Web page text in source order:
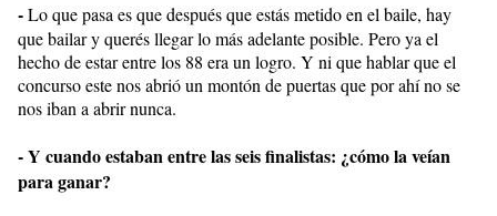
-Lo que pasa es que después que estás metido en el baile, hay
que bailar y querés llegar lo más adelante posible. Pero ya el
hecho de estar entre los 88 era un logro. Y ni que hablar que el
concurso este nos abrió un montón de puertas que por ahí no se
nos iban a abrir nunca.
- Y cuando estaban entre las seis finalistas: ¿cómo la veían
para ganar?